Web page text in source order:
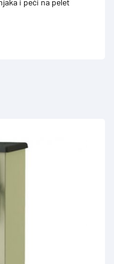
i peći na pelet